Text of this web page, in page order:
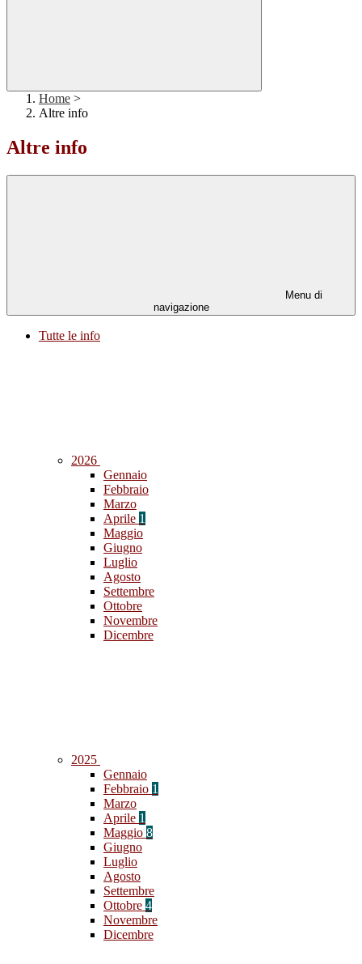
Home >
Altre info
Altre info
Menu di
navigazione
Tutte le info
2026
Gennaio
Febbraio
Marzo
Aprile 1
Maggio
Giugno
Luglio
Agosto
Settembre
Ottobre
Novembre
Dicembre
2025
Gennaio
Febbraio 1
Marzo
Aprile 1
Maggio 8
Giugno
Luglio
Agosto
Settembre
Ottobre 4
Novembre
Dicembre